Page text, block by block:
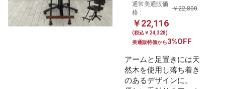
通常美通販価
格 :
￥22,800
￥22,116
(税込￥24,328)
美通販特価から3%OFF
アームと足置きには天
然木を使用し落ち着き
のあるデザインに。